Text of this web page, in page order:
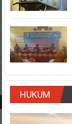
HUKUM